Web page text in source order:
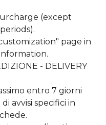
(except
page in
- DELIVERY
entro 7 giorni
avvisi specifici in